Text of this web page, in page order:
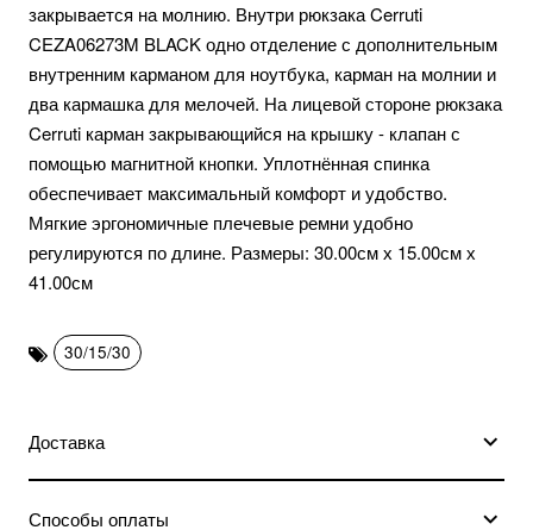
закрывается на молнию. Внутри рюкзака Cerruti
CEZA06273M BLACK одно отделение с дополнительным
внутренним карманом для ноутбука, карман на молнии и
два кармашка для мелочей. На лицевой стороне рюкзака
Cerruti карман закрывающийся на крышку - клапан с
помощью магнитной кнопки. Уплотнённая спинка
обеспечивает максимальный комфорт и удобство.
Мягкие эргономичные плечевые ремни удобно
регулируются по длине. Размеры: 30.00см х 15.00см х
41.00см
30/15/30
Доставка
Способы оплаты